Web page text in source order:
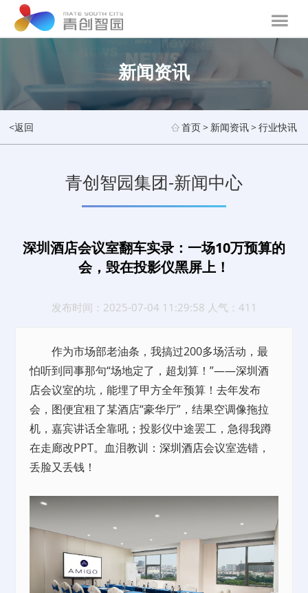
新闻资讯
<返回 首页> 新闻资讯>行业快讯
青创智园集团-新闻中心
深圳酒店会议室翻车实录：一场10万预算的
会，毁在投影仪黑屏上！
发布时间：2025-07-04 11:29:58 人气：411
作为市场部老油条，我搞过200多场活动，最
怕听到同事那句“场地定了，超划算！”——深圳酒
店会议室的坑，能埋了甲方全年预算！去年发布
会，图便宜租了某酒店“豪华厅”，结果空调像拖拉
机，嘉宾讲话全靠吼；投影仪中途罢工，急得我蹲
在走廊改PPT。血泪教训：深圳酒店会议室选错，
丢脸又丢钱！